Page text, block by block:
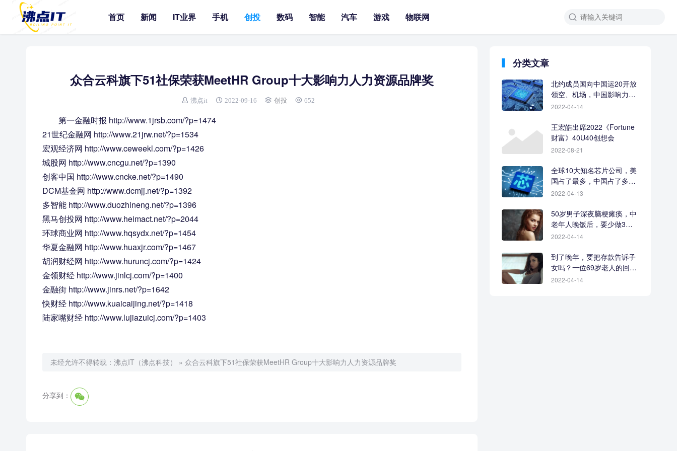
首页 新闻 IT业界 手机 创投 数码 智能 汽车 游戏 物联网
众合云科旗下51社保荣获MeetHR Group十大影响力人力资源品牌奖
沸点it 2022-09-16 创投 652
第一金融时报 http://www.1jrsb.com/?p=1474
21世纪金融网 http://www.21jrw.net/?p=1534
宏观经济网 http://www.ceweekl.com/?p=1426
城股网 http://www.cncgu.net/?p=1390
创客中国 http://www.cncke.net/?p=1490
DCM基金网 http://www.dcmjj.net/?p=1392
多智能 http://www.duozhineng.net/?p=1396
黑马创投网 http://www.heimact.net/?p=2044
环球商业网 http://www.hqsydx.net/?p=1454
华夏金融网 http://www.huaxjr.com/?p=1467
胡润财经网 http://www.huruncj.com/?p=1424
金领财经 http://www.jinlcj.com/?p=1400
金融街 http://www.jinrs.net/?p=1642
快财经 http://www.kuaicaijing.net/?p=1418
陆家嘴财经 http://www.lujiazuicj.com/?p=1403
未经允许不得转载： 沸点IT（沸点科技） » 众合云科旗下51社保荣获MeetHR Group十大影响力人力资源品牌奖
分享到：
分类文章
北约成员国向中国运20开放
领空、机场，中国影响力让
人羡慕
2022-04-14
王宏皓出席2022《Fortune
财富》40U40创想会
2022-08-21
全球10大知名芯片公司，美
国占了最多，中国占了多
少？
2022-04-13
50岁男子深夜脑梗瘫痪，中
老年人晚饭后，要少做3件
事
2022-04-14
到了晚年，要把存款告诉子
女吗？一位69岁老人的回答
很现实
2022-04-14